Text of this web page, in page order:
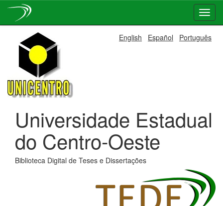
navigation
English Español Português
Universidade Estadual
do Centro-Oeste
Biblioteca Digital de Teses e Dissertações